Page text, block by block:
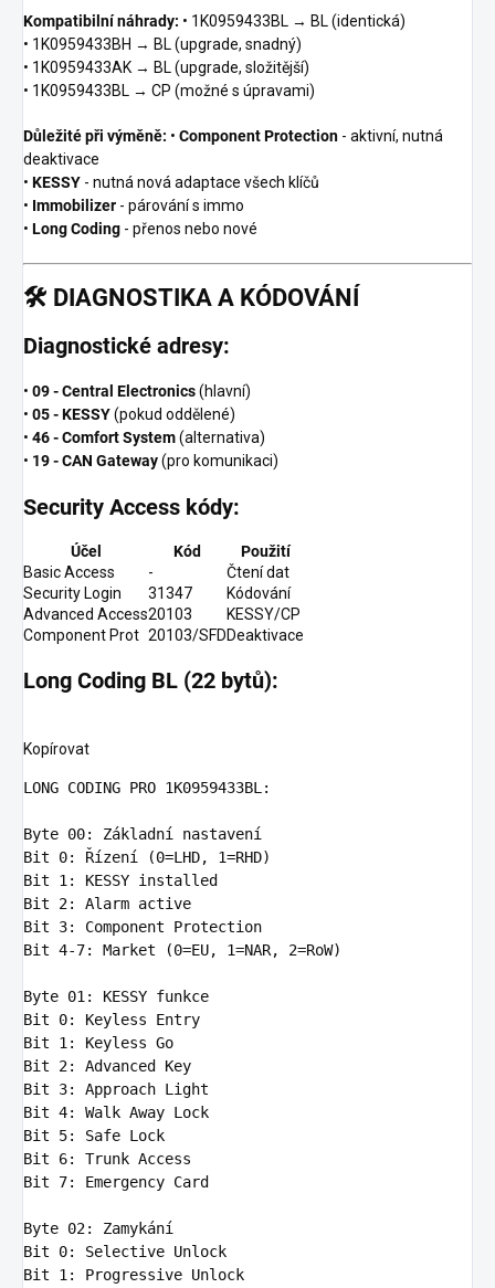
Kompatibilní náhrady: • 1K0959433BL → BL (identická)
• 1K0959433BH → BL (upgrade, snadný)
• 1K0959433AK → BL (upgrade, složitější)
• 1K0959433BL → CP (možné s úpravami)
Důležité při výměně: • Component Protection - aktivní, nutná
deaktivace
• KESSY - nutná nová adaptace všech klíčů
• Immobilizer - párování s immo
• Long Coding - přenos nebo nové
🛠️ DIAGNOSTIKA A KÓDOVÁNÍ
Diagnostické adresy:
• 09 - Central Electronics(hlavní)
• 05 - KESSY(pokud oddělené)
• 46 - Comfort System(alternativa)
• 19 - CAN Gateway(pro komunikaci)
Security Access kódy:
Účel Kód
Použití
Basic Access
-
Čtení dat
Security Login
31347
Kódování
Advanced Access20103
KESSY/CP
Component Prot 20103/SFDDeaktivace
Long Coding BL (22 bytů):
Kopírovat
LONG CODING PRO 1K0959433BL:
Byte 00
Bit
0: Řízení (0=LHD, 1
Bit
1
Bit
2
Bit
3
Bit 4-7: Market (0=EU, 1=NAR, 2=RoW)
Byte 01
Bit
0
Bit
1
Bit
2
Bit
3
Bit 4
Bit
5
Bit
6
Bit
7: Emergency Card
Byte 02
Bit
0
Bit
1